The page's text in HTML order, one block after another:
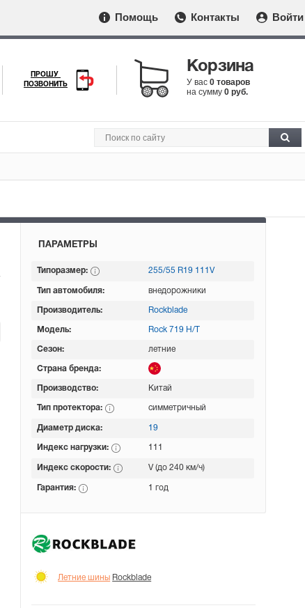
Помощь Контакты Войти
ПРОШУ
ПОЗВОНИТЬ
Корзина
У вас 0 товаров
на сумму 0 руб.
ПАРАМЕТРЫ
Типоразмер: 255/55 R19 111V
Тип автомобиля: внедорожники
Производитель: Rockblade
Модель: Rock 719 H/T
Сезон: летние
Страна бренда:
Производство: Китай
Тип протектора: симметричный
Диаметр диска: 19
Индекс нагрузки: 111
Индекс скорости: V (до 240 км/ч)
Гарантия: 1 год
Летние шины Rockblade